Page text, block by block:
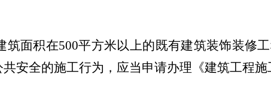
筑面积在500平方米以上的既有建筑装饰装修
安全的施工行为， 应当申请办理 《建筑工程